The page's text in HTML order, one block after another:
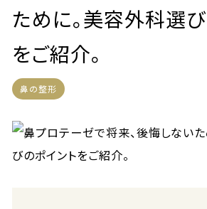
ために。美容外科選
をご紹介。
鼻の整形